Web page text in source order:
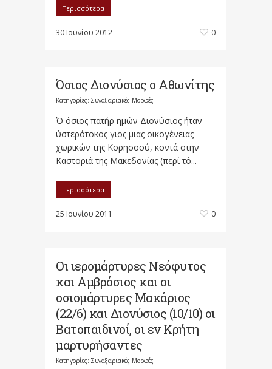
Περισσότερα
30 Ιουνίου 2012 0
Όσιος Διονύσιος ο Αθωνίτης
Κατηγορίες: Συναξαριακές Μορφές
Ό όσιος πατήρ ημών Διονύσιος ήταν
ύστερότοκος γιος μιας οικογένειας
χωρικών της Κορησσού, κοντά στην
Καστοριά της Μακεδονίας (περί τό...
Περισσότερα
25 Ιουνίου 2011 0
Οι ιερομάρτυρες Νεόφυτος
και Αμβρόσιος και οι
οσιομάρτυρες Μακάριος
(22/6) και Διονύσιος (10/10) οι
Βατοπαιδινοί, οι εν Κρήτη
μαρτυρήσαντες
Κατηγορίες: Συναξαριακές Μορφές